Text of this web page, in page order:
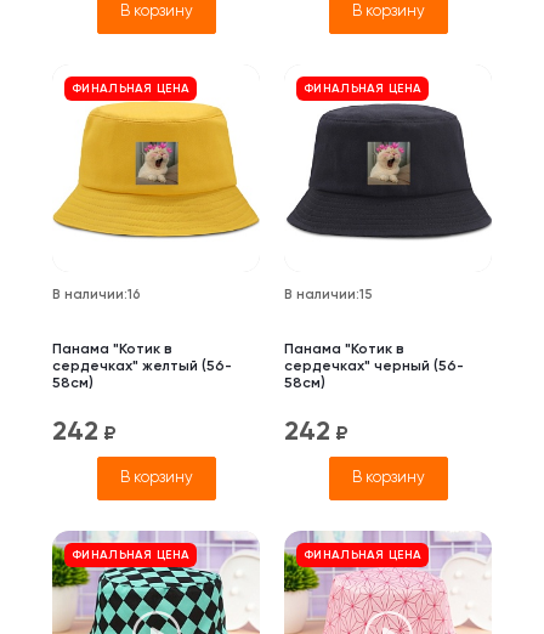
В корзину В корзину
ФИНАЛЬНАЯ ЦЕНА
В наличии:16
Панама "Котик в
сердечках" желтый (56-
58см)
242 ₽
В корзину
ФИНАЛЬНАЯ ЦЕНА
В наличии:15
Панама "Котик в
сердечках" черный (56-
58см)
242 ₽
В корзину
ФИНАЛЬНАЯ ЦЕНА ФИНАЛЬНАЯ ЦЕНА